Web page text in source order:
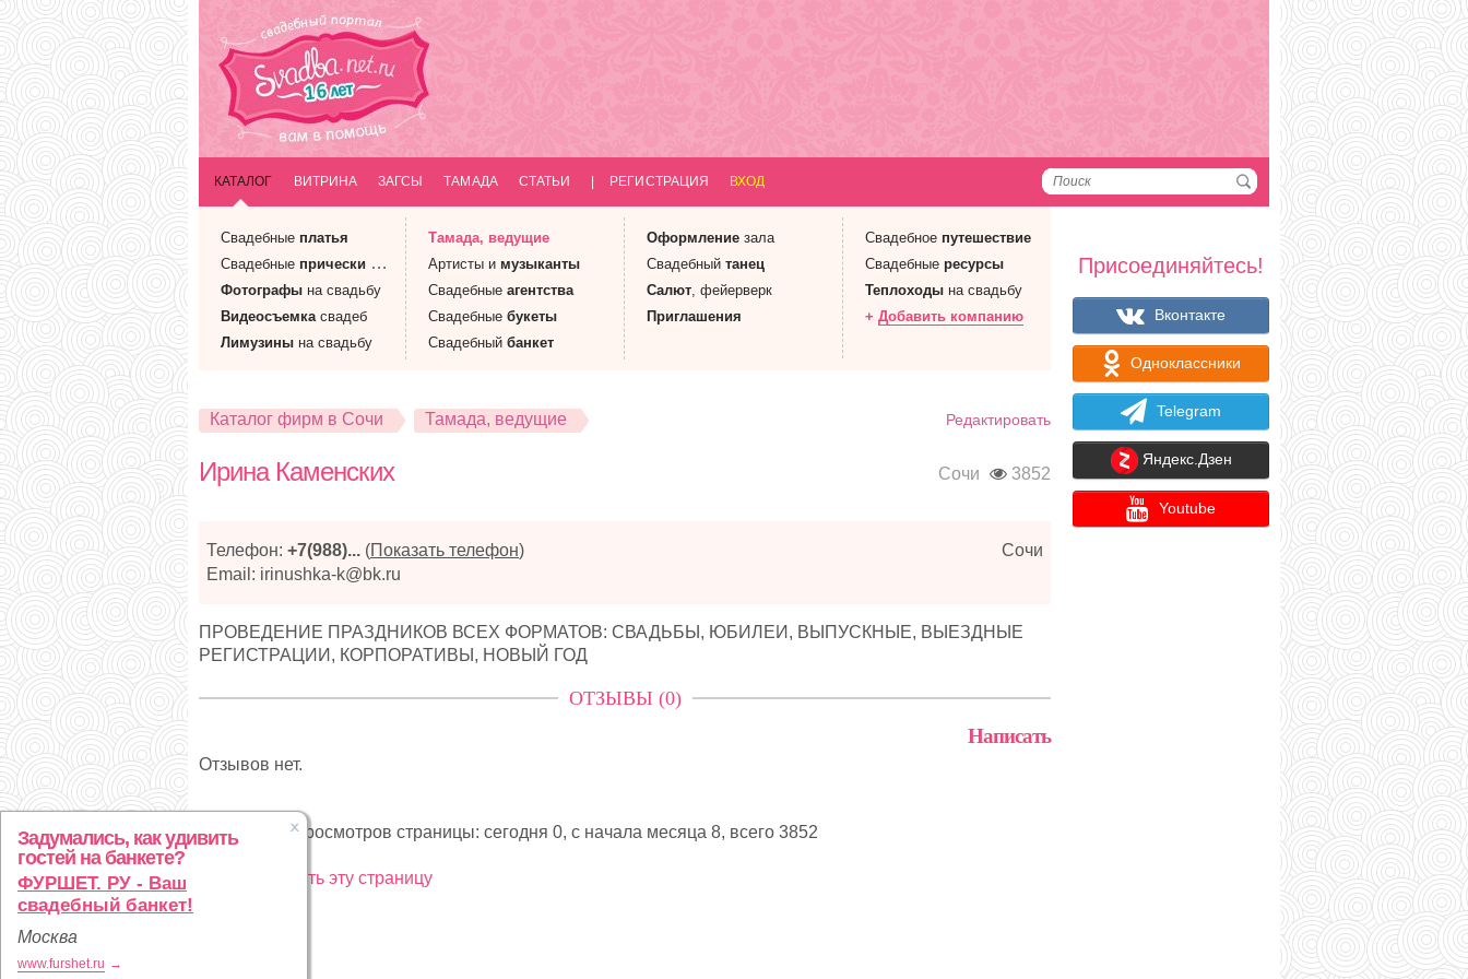
КАТАЛОГ ВИТРИНА ЗАГСЫ ТАМАДА СТАТЬИ РЕГИСТРАЦИЯ ВХОД
Свадебные платья
Свадебные прически
Фотографы на свадьбу
Видеосъемкасвадеб
Лимузины на свадьбу
Тамада, ведущие
Артисты и музыканты
Свадебные агентства
Свадебные букеты
Свадебный банкет
Оформление зала
Свадебный танец
Салют, фейерверк
Приглашения
Свадебное путешествие
Свадебные ресурсы
Теплоходы на свадьбу
+ Добавить компанию
Редактировать
Каталог фирм в Сочи Тамада, ведущие
Сочи 3852
Ирина Каменских
Телефон: +7(988)... (Показать телефон)
Email: irinushka-k@bk.ru
Сочи
ПРОВЕДЕНИЕ ПРАЗДНИКОВ ВСЕХ ФОРМАТОВ: СВАДЬБЫ, ЮБИЛЕИ, ВЫПУСКНЫЕ, ВЫЕЗДНЫЕ
РЕГИСТРАЦИИ, КОРПОРАТИВЫ, НОВЫЙ ГОД
ОТЗЫВЫ (0)
Написать
Отзывов нет.
Статистика просмотров страницы: сегодня 0, с начала месяца 8, всего 3852
Рекламировать эту страницу
Задумались, как удивить
гостей на банкете?
ФУРШЕТ. РУ - Ваш
свадебный банкет!
Москва
www.furshet.ru →
Присоединяйтесь!
Вконтакте
Одноклассники
Telegram
Яндекс.Дзен
Youtube